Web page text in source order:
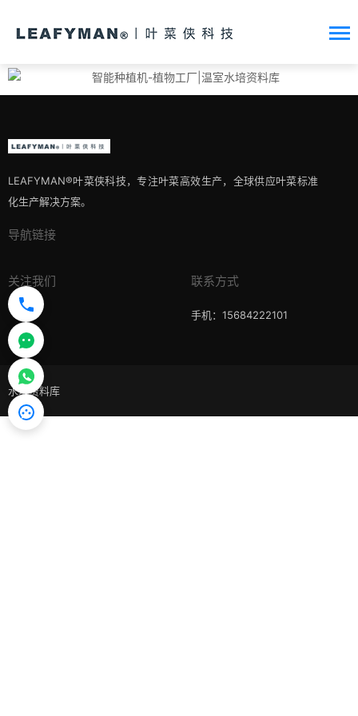
LEAFYMAN®️叶菜侠科技，专注叶菜高效生产，全球供应叶菜标准
化生产解决方案。
导航链接
关注我们 联系方式
手机：15684222101
水培资料库